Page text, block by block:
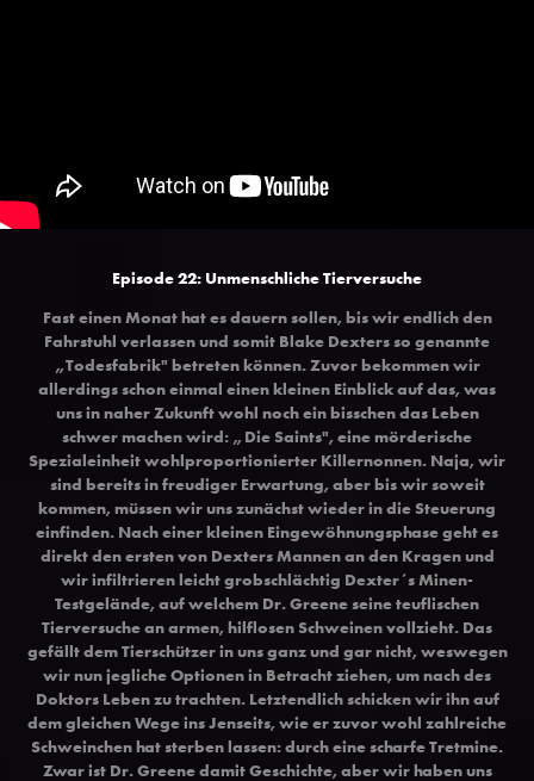
Episode 22: Unmenschliche Tierversuche
Fast einen Monat hat es dauern sollen, bis wir endlich den
Fahrstuhl verlassen und somit Blake Dexters so genannte
„Todesfabrik" betreten können. Zuvor bekommen wir
allerdings schon einmal einen kleinen Einblick auf das, was
uns in naher Zukunft wohl noch ein bisschen das Leben
schwer machen wird: „Die Saints", eine mörderische
Spezialeinheit wohlproportionierter Killernonnen. Naja, wir
sind bereits in freudiger Erwartung, aber bis wir soweit
kommen, müssen wir uns zunächst wieder in die Steuerung
einfinden. Nach einer kleinen Eingewöhnungsphase geht es
direkt den ersten von Dexters Mannen an den Kragen und
wir infiltrieren leicht grobschlächtig Dexter´s Minen-
Testgelände, auf welchem Dr. Greene seine teuflischen
Tierversuche an armen, hilflosen Schweinen vollzieht. Das
gefällt dem Tierschützer in uns ganz und gar nicht, weswegen
wir nun jegliche Optionen in Betracht ziehen, um nach des
Doktors Leben zu trachten. Letztendlich schicken wir ihn auf
dem gleichen Wege ins Jenseits, wie er zuvor wohl zahlreiche
Schweinchen hat sterben lassen: durch eine scharfe Tretmine.
Zwar ist Dr. Greene damit Geschichte, aber wir haben uns